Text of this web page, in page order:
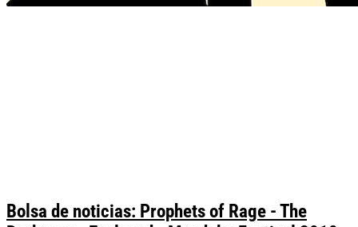
Bolsa de noticias: Prophets of Rage - The